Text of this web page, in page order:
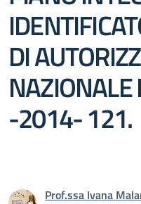
DI
-2014- 121.
Prof.ssa Ivana